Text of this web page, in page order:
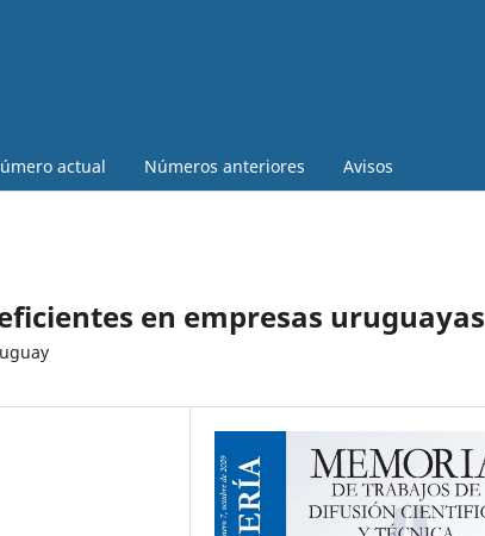
actual Números anteriores Avisos
en empresas uruguayas